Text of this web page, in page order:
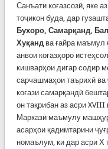
Санъати коғазсозӣ, яке
тоҷикон буда, дар
Бухоро, Самарқанд,
Хуқандва ғайра маъмул
анвои коғазҳоро
кишварҳои дигар содир
сарчашмаҳои таърихӣ
коғази самарқандӣ
он тақрибан аз асри
Марказӣ маъмулу
асарҳои қадимтарини
номаълум, ки дар асри Х